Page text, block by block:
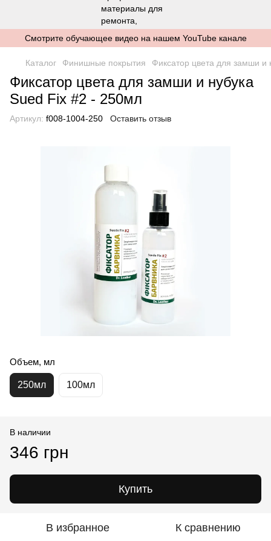
Смотрите обучающее видео на нашем YouTube канале
Каталог Финишные покрытия Фиксатор цвета для замши и
Фиксатор цвета для замши и нубука
Sued Fix #2 - 250мл
Артикул: f008-1004-250 Оставить отзыв
Объем, мл
250мл 100мл
В наличии
346 грн
Купить
В избранное К сравнению